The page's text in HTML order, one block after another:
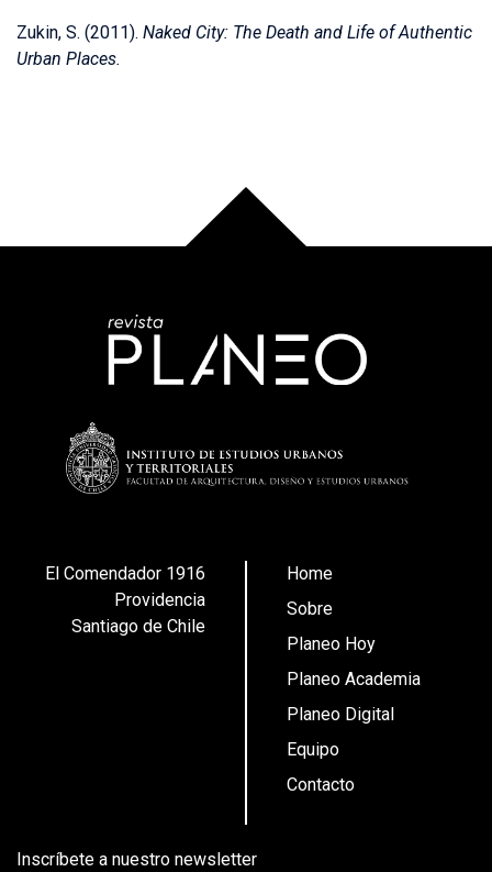
Zukin, S. (2011). Naked City: The Death and Life of Authentic
Urban Places.
El Comendador 1916
Providencia
Santiago de Chile
Home
Sobre
Planeo Hoy
Planeo Academia
Planeo Digital
Equipo
Contacto
Inscríbete a nuestro newsletter